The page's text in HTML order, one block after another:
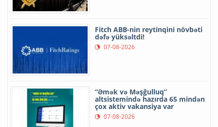
Fitch ABB-nin reytinqini növbəti
dəfə yüksəltdi!
07-08-2026
“Əmək və Məşğulluq”
altsistemində hazırda 65 mindən
çox aktiv vakansiya var
07-08-2026